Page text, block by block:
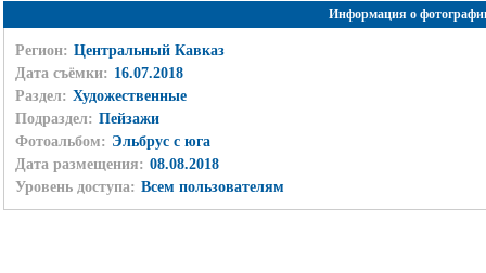
Информация о
Регион: Центральный Кавказ
Дата съёмки: 16.07.2018
Раздел: Художественные
Подраздел: Пейзажи
Фотоальбом: Эльбрус с юга
Дата размещения: 08.08.2018
Уровень доступа: Всем пользователям